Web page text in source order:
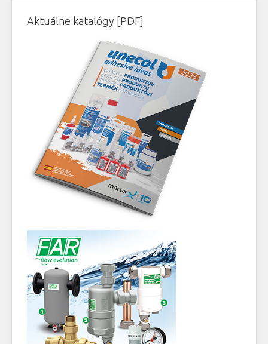
Aktuálne katalógy [PDF]